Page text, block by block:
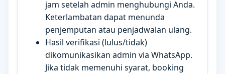
jam setelah admin menghubungi Anda.
Keterlambatan dapat menunda
penjemputan atau penjadwalan ulang.
Hasil verifikasi (lulus/tidak)
dikomunikasikan admin via WhatsApp.
Jika tidak memenuhi syarat, booking